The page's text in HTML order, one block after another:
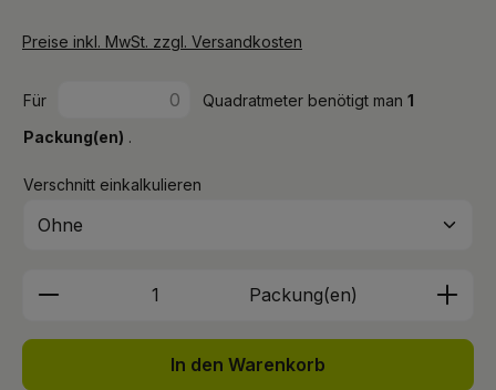
Preise inkl. MwSt. zzgl. Versandkosten
Für Quadratmeter benötigt man 1
Packung(en) .
Verschnitt einkalkulieren
Produkt Anzahl: Gib den
Packung(en)
In den Warenkorb